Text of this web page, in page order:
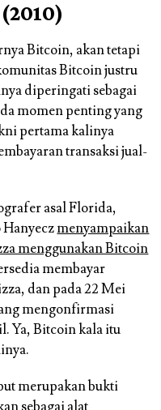
Bitcoin, akan tetapi
Bitcoin justru
diperingati sebagai
momen penting yang
pertama kalinya
transaksi jual-
asal Florida,
menyampaikan
menggunakan Bitcoin
membayar
dan pada 22 Mei
mengonfirmasi
Ya, Bitcoin kala itu
merupakan bukti